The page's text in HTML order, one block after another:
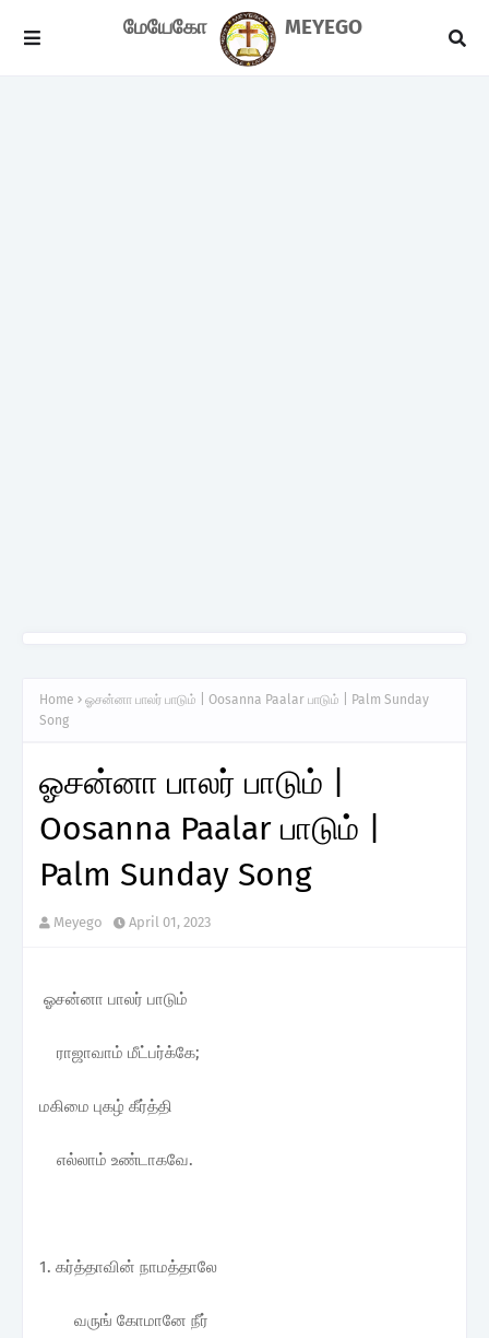
மேயேகோ MEYEGO
Home
ஓசன்னா பாலர் பாடும் | Oosanna Paalar பாடும் | Palm Sunday
Song
ஓசன்னா பாலர் பாடும் |
Oosanna Paalar பாடும் |
Palm Sunday Song
Meyego April 01, 2023
ஓசன்னா பாலர் பாடும்
ராஜாவாம் மீட்பர்க்கே;
மகிமை புகழ் கீர்த்தி
எல்லாம் உண்டாகவே.
1. கர்த்தாவின் நாமத்தாலே
வருங் கோமானே நீர்